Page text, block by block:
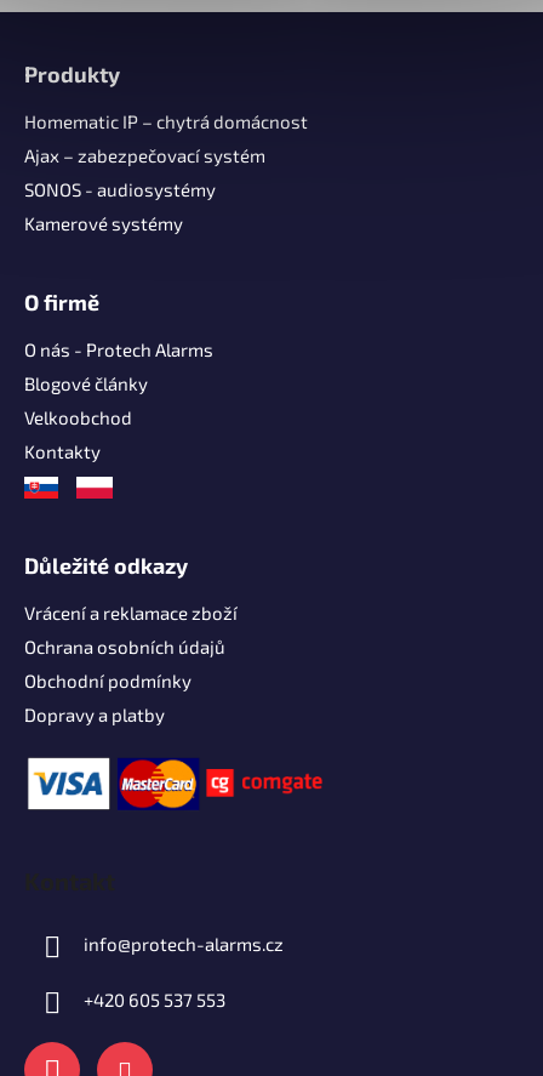
Produkty
Homematic IP – chytrá domácnost
Ajax – zabezpečovací systém
SONOS - audiosystémy
Kamerové systémy
O firmě
O nás - Protech Alarms
Blogové články
Velkoobchod
Kontakty
Důležité odkazy
Vrácení a reklamace zboží
Ochrana osobních údajů
Obchodní podmínky
Dopravy a platby
Kontakt
info@protech-alarms.cz
+420 605 537 553